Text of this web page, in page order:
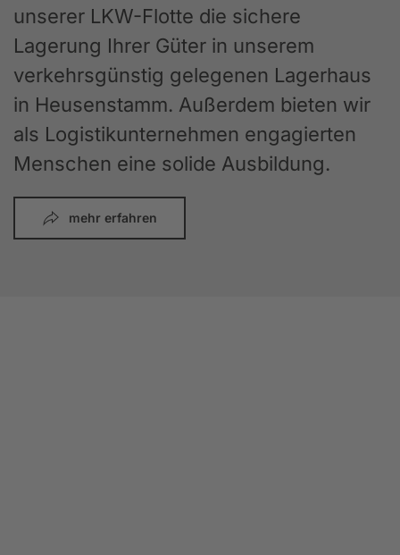
unserer LKW-Flotte die sichere
Lagerung Ihrer Güter in unserem
verkehrsgünstig gelegenen Lagerhaus
in Heusenstamm. Außerdem bieten wir
als Logistikunternehmen engagierten
Menschen eine solide Ausbildung.
mehr erfahren